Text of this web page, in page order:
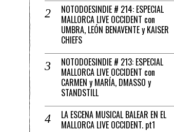
NOTODOESINDIE # 214: ESPECIAL
MALLORCA LIVE OCCIDENT con
UMBRA, LEÓN BENAVENTE y KAISER
CHIEFS
NOTODOESINDIE # 213: ESPECIAL
MALLORCA LIVE OCCIDENT con
CARMEN y MARÍA, DMASSO y
STANDSTILL
LA ESCENA MUSICAL BALEAR EN EL
MALLORCA LIVE OCCIDENT. pt1